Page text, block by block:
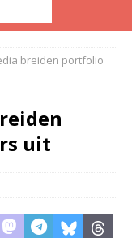
breiden portfolio
uit